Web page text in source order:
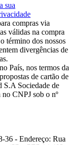
sua
compras via
válidas na compra
término dos nossos
divergências de
País, nos termos da
de cartão de
S.A Sociedade de
CNPJ sob o nº
36 - Endereço: Rua